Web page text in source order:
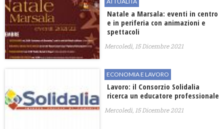
Natale a Marsala: eventi in centro
e in periferia con animazioni e
spettacoli
Mercoledì, 15 Dicembre 2021
ECONOMIA E LAVORO
Lavoro: il Consorzio Solidalia
ricerca un educatore professionale
Mercoledì, 15 Dicembre 2021